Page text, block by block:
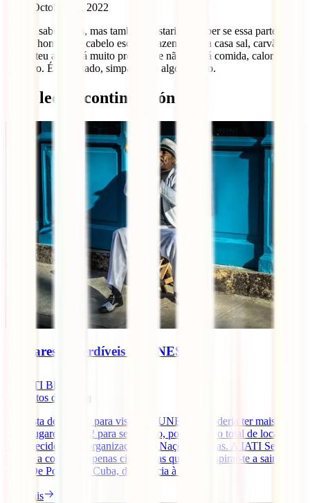
October 14, 2022
Adorei saber mais, mas também gostaria de saber se essa parte: se
for um homem de cabelo escuro, trazendo à tua casa sal, carvão e
pão, o teu ano será muito próspero e não faltará comida, calor e
dinheiro. É um ditado, simpatia, ou algo do tipo.
Qué leer a continuación
5 lugares imperdíveis da UNESCO
IATI Blog
minutos de leitura
Esta lista de lugares para visitar da UNESCO poderia ter mais de
1000 lugares – 1092 para ser exacto, pois é esse o total de locais
reconhecidos pela organização das Nações Unidas. A IATI Seguros
leva-te a conhecer apenas cinco, mas que vão inspirar-te a sair de
casa. De Portugal a Cuba, da Croácia à [...]
Ler mais